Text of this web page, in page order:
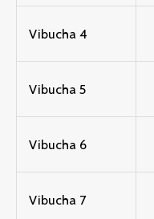
Vibucha 4
Vibucha 5
Vibucha 6
Vibucha 7